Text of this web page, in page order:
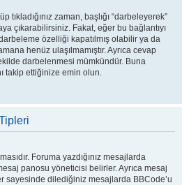
tıkladığınız zaman, başlığı “darbeleyerek”
çıkarabilirsiniz. Fakat, eğer bu bağlantıyı
özelliği kapatılmış olabilir ya da
henüz ulaşılmamıştır. Ayrıca cevap
darbelenmesi mümkündür. Buna
takip ettiğinize emin olun.
Foruma yazdığınız mesajlarda
panosu yöneticisi belirler. Ayrıca mesaj
sayesinde dilediğiniz mesajlarda BBCode’u